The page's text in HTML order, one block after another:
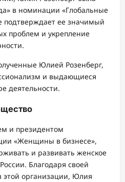
в номинации «Глобальные
подтверждает ее значимый
проблем и укрепление
Юлией Розенберг,
и выдающиеся
деятельности.
и президентом
«Женщины в бизнесе»,
и развивать женское
Благодаря своей
этой организации, Юлия